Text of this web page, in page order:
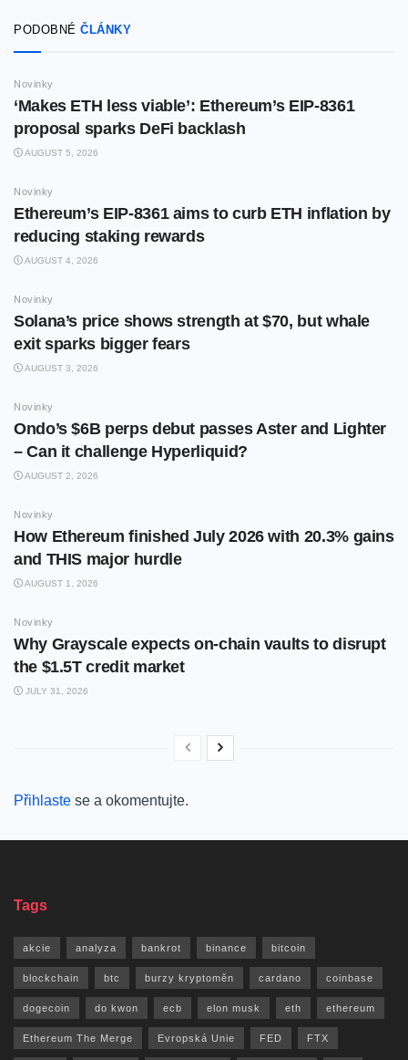
PODOBNÉ ČLÁNKY
Novinky
‘Makes ETH less viable’: Ethereum’s EIP-8361
proposal sparks DeFi backlash
AUGUST 5, 2026
Novinky
Ethereum’s EIP-8361 aims to curb ETH inflation by
reducing staking rewards
AUGUST 4, 2026
Novinky
Solana’s price shows strength at $70, but whale
exit sparks bigger fears
AUGUST 3, 2026
Novinky
Ondo’s $6B perps debut passes Aster and Lighter
– Can it challenge Hyperliquid?
AUGUST 2, 2026
Novinky
How Ethereum finished July 2026 with 20.3% gains
and THIS major hurdle
AUGUST 1, 2026
Novinky
Why Grayscale expects on-chain vaults to disrupt
the $1.5T credit market
JULY 31, 2026
Přihlaste se a okomentujte.
Tags
akcie analyza bankrot binance bitcoin
blockchain btc burzy kryptoměn cardano coinbase
dogecoin do kwon ecb elon musk eth ethereum
Ethereum The Merge Evropská Unie FED FTX